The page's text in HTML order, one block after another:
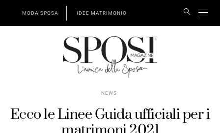
MODA SPOSA IDEE MATRIMONIO
NEWS
Ecco le Linee Guida ufficiali per i